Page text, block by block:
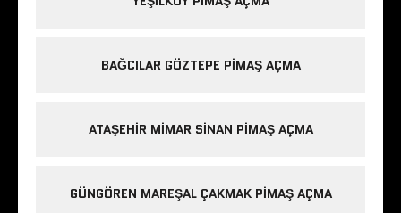
BAĞCILAR GÖZTEPE PIMAŞ AÇMA
ATAŞEHIR MIMAR SINAN PIMAŞ AÇMA
GÜNGÖREN MAREŞAL ÇAKMAK PIMAŞ AÇMA